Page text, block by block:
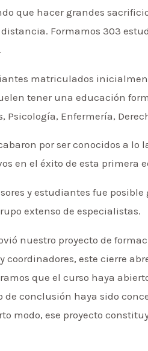
que hacer grandes
Formamos 303
matriculados
tener una educación
Psicología, Enfermería,
por ser conocidos a
en el éxito de esta primera
y estudiantes fue
extenso de especialistas.
nuestro proyecto de
coordinadores, este cierre
que el curso haya
de conclusión haya sido
modo, ese proyecto